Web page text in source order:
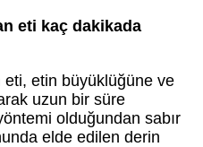
eti kaç dakikada
etin büyüklüğüne ve
uzun bir süre
olduğundan sabır
elde edilen derin